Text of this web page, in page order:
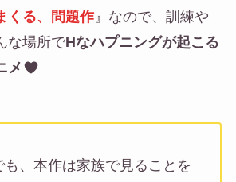
くる、問題作』なので、訓練や
な場所でHなハプニングが起こる
メ
も、本作は家族で見ることを